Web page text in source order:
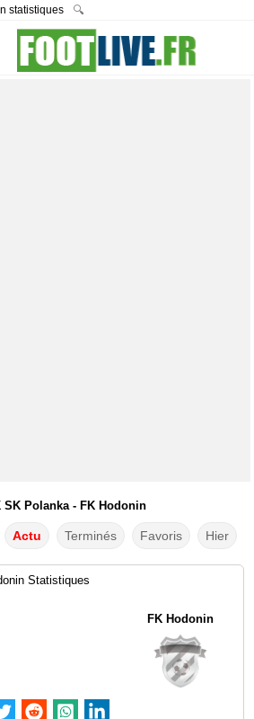
statistiques 🔍
SK Polanka - FK Hodonin
Actu Terminés Favoris Hier
Statistiques
FK Hodonin